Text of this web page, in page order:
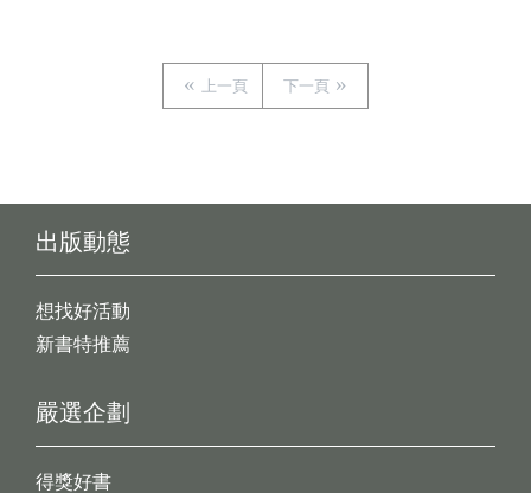
上一頁 下一頁
出版動態
想找好活動
新書特推薦
嚴選企劃
得獎好書